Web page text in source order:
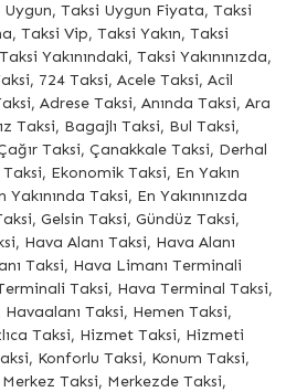
Uygun, Taksi Uygun Fiyata, Taksi
Taksi Vip, Taksi Yakın, Taksi
Yakınındaki, Taksi Yakınınızda,
724 Taksi, Acele Taksi, Acil
Adrese Taksi, Anında Taksi, Ara
Taksi, Bagajlı Taksi, Bul Taksi,
Taksi, Çanakkale Taksi, Derhal
Ekonomik Taksi, En Yakın
Taksi, En Yakınınızda
Gelsin Taksi, Gündüz Taksi,
Hava Alanı Taksi, Hava Alanı
Taksi, Hava Limanı Terminali
Taksi, Hava Terminal Taksi,
Taksi, Hemen Taksi,
Taksi, Hizmet Taksi, Hizmeti
Konforlu Taksi, Konum Taksi,
Taksi, Merkezde Taksi,